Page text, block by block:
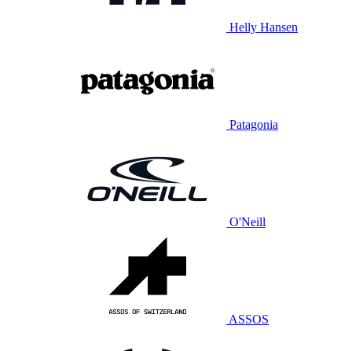
Helly Hansen
Patagonia
O'Neill
ASSOS